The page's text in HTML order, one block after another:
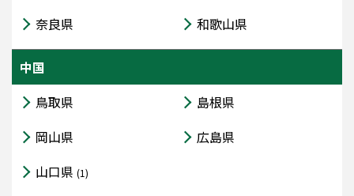
奈良県 和歌山県
中国
鳥取県
島根県
岡山県
広島県
山口県 (1)